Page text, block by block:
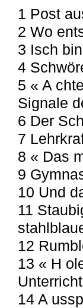
1 Post
2 Wo
3 Isch
4
5 « A
Signale
6 Der
7
8 « Das
9
10 Und
11
12
13 « H
14 A